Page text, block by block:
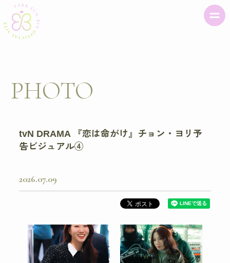
PHOTO
tvN DRAMA 『恋は命がけ』チョン・ヨリ予
告ビジュアル④
2026 07 09